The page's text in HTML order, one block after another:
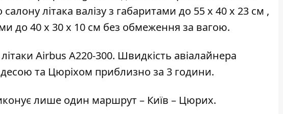
літака валізу з габаритами до 55 х 40 х 23 см ,
до 40 х 30 х 10 см без обмеження за вагою.
Airbus A220-300. Швидкість авіалайнера
та Цюріхом приблизно за 3 години.
лише один маршрут – Київ – Цюрих.